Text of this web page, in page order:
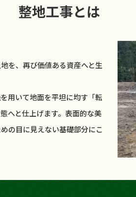
整地工事とは
を、再び価値ある資産へと生
用いて地面を平坦に均す「転
へと仕上げます。表面的な美
の目に見えない基礎部分にこ